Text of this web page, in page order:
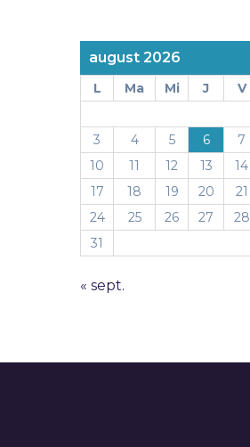
august 2026
L Ma Mi J V
3
4 5 6 7
10
11 12 13 14
17
18 19 20 21
24
25 26 27 28
31
« sept.